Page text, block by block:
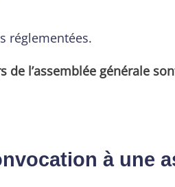
réglementées.
de l’assemblée générale
à une